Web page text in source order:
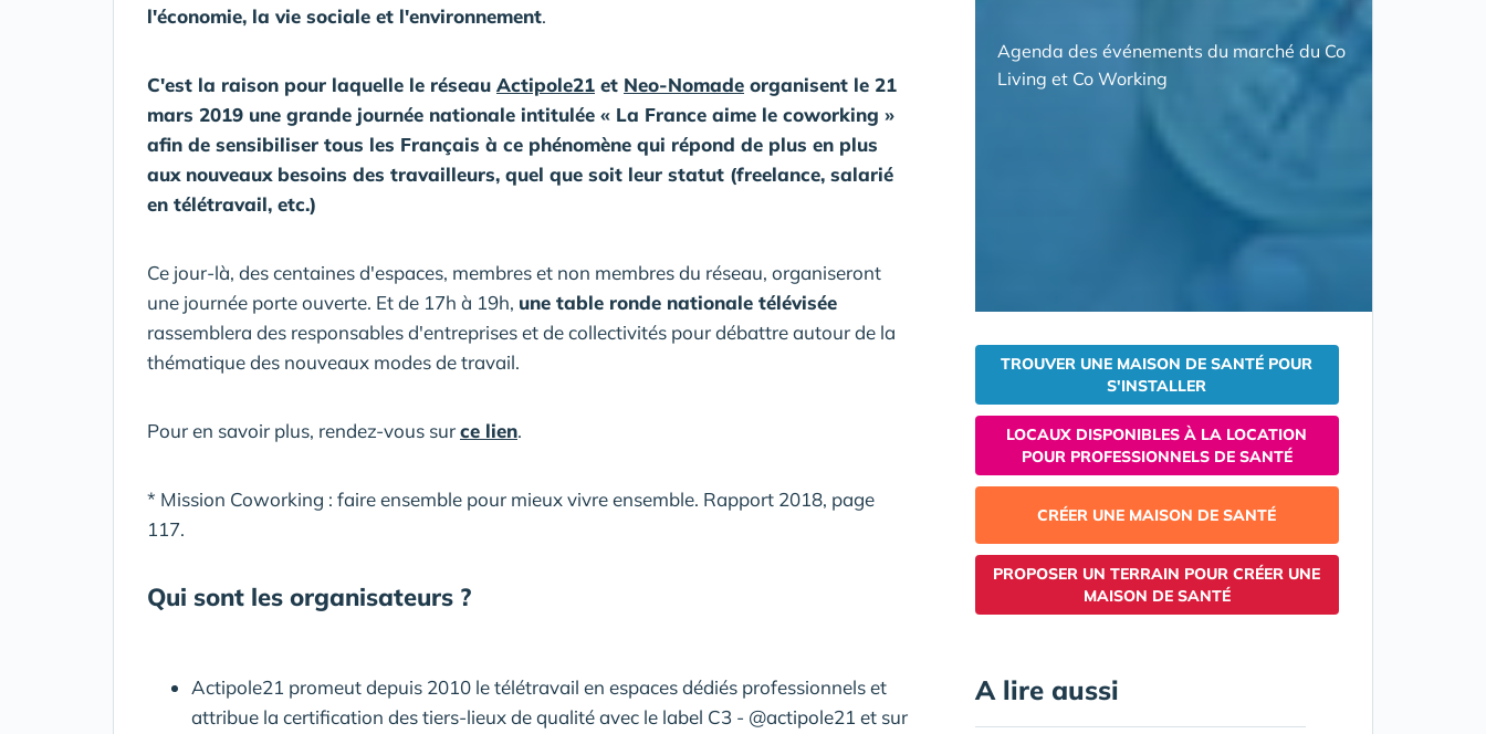
l'économie, la vie sociale et l'environnement.
C'est la raison pour laquelle le réseau Actipole21 et Neo-Nomade organisent le 21
mars 2019 une grande journée nationale intitulée « La France aime le coworking »
afin de sensibiliser tous les Français à ce phénomène qui répond de plus en plus
aux nouveaux besoins des travailleurs, quel que soit leur statut (freelance, salarié
en télétravail, etc.)
Ce jour-là, des centaines d'espaces, membres et non membres du réseau, organiseront
une journée porte ouverte. Et de 17h à 19h, une table ronde nationale télévisée
rassemblera des responsables d'entreprises et de collectivités pour débattre autour de la
thématique des nouveaux modes de travail.
Pour en savoir plus, rendez-vous surce lien.
* Mission Coworking : faire ensemble pour mieux vivre ensemble. Rapport 2018, page
117.
Qui sont les organisateurs ?
Actipole21 promeut depuis 2010 le télétravail en espaces dédiés professionnels et
attribue la certification des tiers-lieux de qualité avec le label C3 - @actipole21 et sur
Agenda des événements du marché du Co
Living et Co Working
TROUVER UNE MAISON DE SANTÉ POUR
S'INSTALLER
LOCAUX DISPONIBLES À LA LOCATION
POUR PROFESSIONNELS DE SANTÉ
CRÉER UNE MAISON DE SANTÉ
PROPOSER UN TERRAIN POUR CRÉER UNE
MAISON DE SANTÉ
A lire aussi